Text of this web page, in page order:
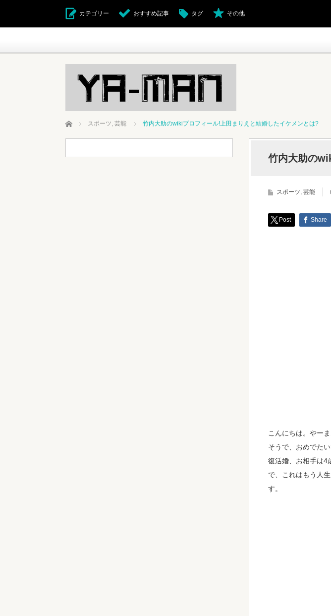
カテゴリー おすすめ記事 タグ その他
ホーム スポーツ, 芸能 竹内大助のwikiプロフィール!上田まりえと結婚したイケメンとは?
竹内大助の
スポーツ, 芸能
Post Share
こんにちは。やー
そうで、おめでた
復活婚、お相手は4
で、これはもう人
す。